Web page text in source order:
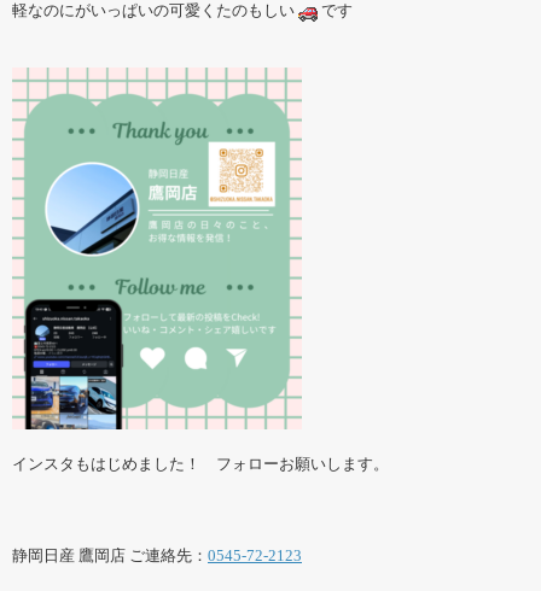
軽なのにがいっぱいの可愛くたのもしい です
インスタもはじめました！ フォローお願いします。
静岡日産 鷹岡店 ご連絡先： 0545-72-2123